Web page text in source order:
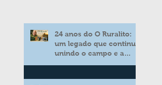
24 anos do O Ruralito:
um legado que continua
unindo o campo e a